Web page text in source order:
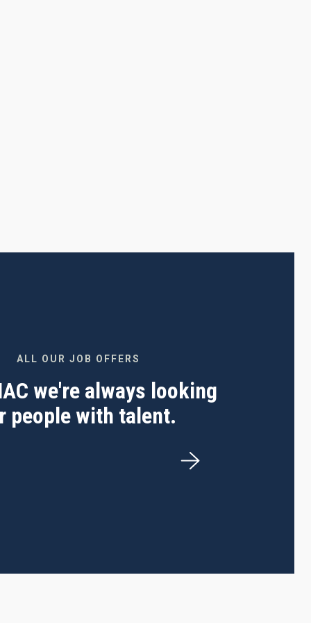
ALL OUR JOB OFFERS
we're always looking
people with talent.